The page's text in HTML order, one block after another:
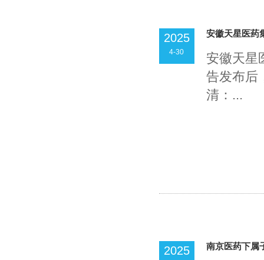
2025
4-30
安徽天星医药
安徽天星
告发布后
清：...
2025 南京医药下属